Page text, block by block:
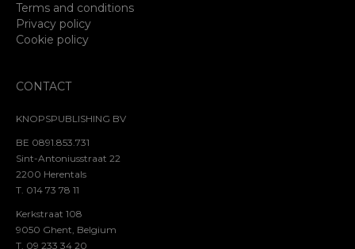
Terms and conditions
Privacy policy
Cookie policy
CONTACT
KNOPSPUBLISHING BV
BE 0891.853.731
Sint-Antoniusstraat 22
2200 Herentals
T. 014 73 78 11
Kerkstraat 108
9050 Ghent, Belgium
T. 09 233 34 20